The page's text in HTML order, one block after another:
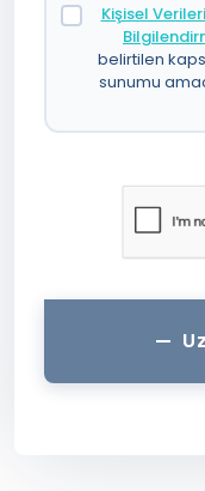
Kişisel
belirtilen
sunumu